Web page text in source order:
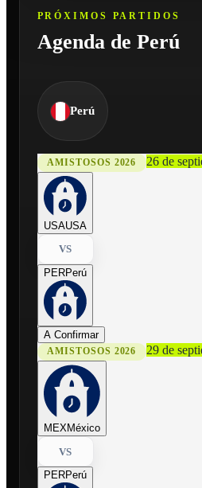
PRÓXIMOS PARTIDOS
Agenda de Perú
Perú
AMISTOSOS 2026 26 de
USAUSA
VS
PERPerú
A Confirmar
AMISTOSOS 2026 29 de
MEXMéxico
VS
PERPerú